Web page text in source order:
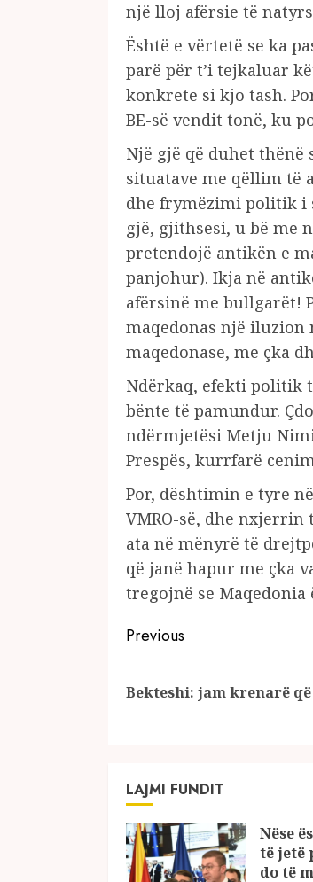
një lloj afërsie të
Është e vërtetë se ka
parë për t’i tejkaluar
konkrete si kjo tash.
BE-së vendit tonë, ku
Një gjë që duhet
situatave me qëllim të
dhe frymëzimi politik i
gjë, gjithsesi, u bë me
pretendojë antikën e
panjohur). Ikja në
afërsinë me bullgarët!
maqedonas një iluzion
maqedonase, me çka
Ndërkaq, efekti politik
bënte të pamundur.
ndërmjetësi Metju
Prespës, kurrfarë
Por, dështimin e tyre
VMRO-së, dhe
ata në mënyrë të
që janë hapur me çka
tregojnë se
Continue
Previous
Bekteshi: jam krenarë
LAJMI FUNDIT
Nëse
të jetë
do të